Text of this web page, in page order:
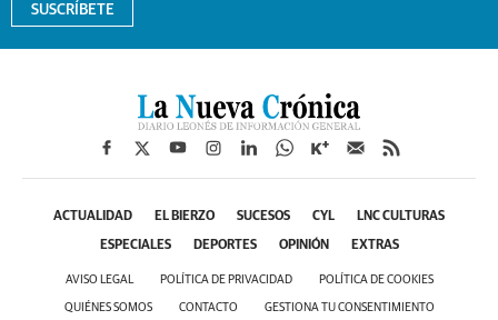
SUSCRÍBETE
ACTUALIDAD EL BIERZO SUCESOS CYL LNC CULTURAS
ESPECIALES DEPORTES OPINIÓN EXTRAS
AVISO LEGAL POLÍTICA DE PRIVACIDAD POLÍTICA DE COOKIES
QUIÉNES SOMOS CONTACTO GESTIONA TU CONSENTIMIENTO